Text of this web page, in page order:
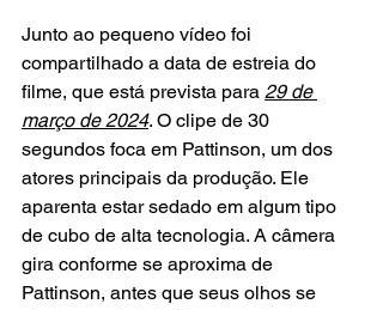
Junto ao pequeno vídeo foi
compartilhado a data de estreia do
filme, que está prevista para 29 de
março de 2024. O clipe de 30
segundos foca em Pattinson, um dos
atores principais da produção. Ele
aparenta estar sedado em algum tipo
de cubo de alta tecnologia. A câmera
gira conforme se aproxima de
Pattinson, antes que seus olhos se